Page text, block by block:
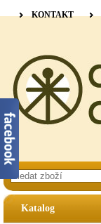
Katalog
KONTAKT